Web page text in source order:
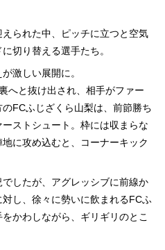
られた中、ピッチに立つと空気
切り替える選手たち。
激しい展開に。
へと抜け出され、相手がファー
FCふじざくら山梨は、前節勝ち
ストシュート。枠には収まらな
に攻め込むと、コーナーキック
したが、アグレッシブに前線か
し、徐々に勢いに飲まれるFCふ
かわしながら、ギリギリのとこ